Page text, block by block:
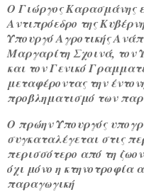
Ο Γιώργος Καρασμάνης
Αντιπρόεδρο της
Υπουργό Αγροτικής
Μαργαρίτη Σχοινά,
και τον Γενικό
μεταφέροντας την
προβληματισμό των
Ο πρώην Υπουργός
συγκαταλέγεται στις
περισσότερο από τη
όχι μόνο η κτηνοτροφία
παραγωγική